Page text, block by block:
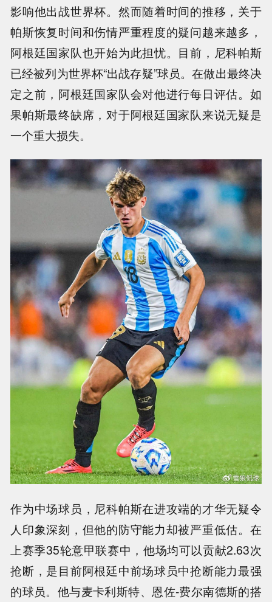
影响他出战世界杯。然而随着时间的推移，关于
帕斯恢复时间和伤情严重程度的疑问越来越多，
阿根廷国家队也开始为此担忧。目前，尼科帕斯
已经被列为世界杯“出战存疑”球员。在做出最终决
定之前，阿根廷国家队会对他进行每日评估。如
果帕斯最终缺席，对于阿根廷国家队来说无疑是
一个重大损失。
作为中场球员，尼科帕斯在进攻端的才华无疑令
人印象深刻，但他的防守能力却被严重低估。在
上赛季35轮意甲联赛中，他场均可以贡献2.63次
抢断，是目前阿根廷中前场球员中抢断能力最强
的球员。他与麦卡利斯特、恩佐-费尔南德斯的搭